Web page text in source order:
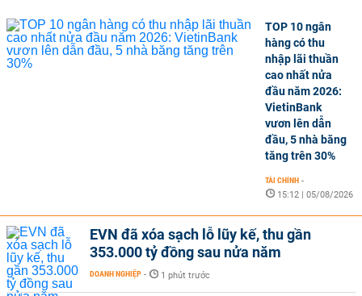
TOP 10 ngân
hàng có thu
nhập lãi thuần
cao nhất nửa
đầu năm 2026:
VietinBank
vươn lên dẫn
đầu, 5 nhà băng
tăng trên 30%
TÀI CHÍNH -
15:12 | 05/08/2026
EVN đã xóa sạch lỗ lũy kế, thu gần
353.000 tỷ đồng sau nửa năm
DOANH NGHIỆP - 1 phút trước